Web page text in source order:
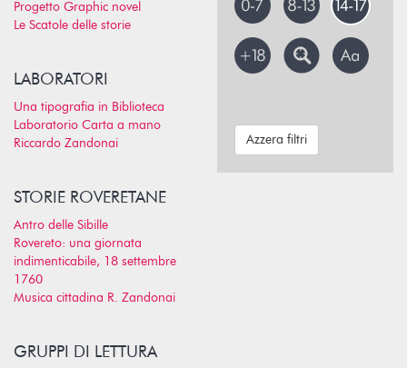
Progetto Graphic novel
Le Scatole delle storie
LABORATORI
Una tipografia in Biblioteca
Laboratorio Carta a mano
Riccardo Zandonai
STORIE ROVERETANE
Antro delle Sibille
Rovereto: una giornata
indimenticabile, 18 settembre
1760
Musica cittadina R. Zandonai
GRUPPI DI LETTURA
Azzera filtri